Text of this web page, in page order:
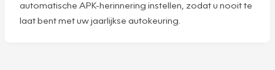
automatische APK-herinnering instellen, zodat u nooit te
laat bent met uw jaarlijkse autokeuring.